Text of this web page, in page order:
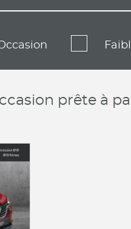
prête à